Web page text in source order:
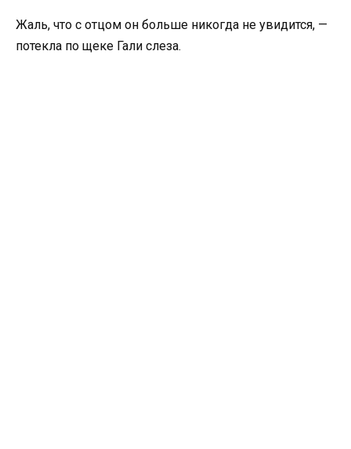
Жаль, что с отцом он больше никогда не увидится, —
потекла по щеке Гали слеза.